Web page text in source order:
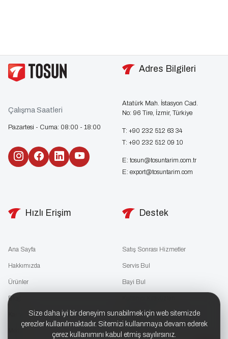
Çalışma Saatleri
Pazartesi - Cuma: 08:00 - 18:00
Adres Bilgileri
Atatürk Mah. İstasyon Cad.
No: 96 Tire, İzmir, Türkiye
T: +90 232 512 63 34
T: +90 232 512 09 10
E: tosun@tosuntarim.com.tr
E: export@tosuntarim.com
Hızlı Erişim
Ana Sayfa
Hakkımızda
Ürünler
Blog
Destek
Satış Sonrası Hizmetler
Servis Bul
Bayi Bul
Katalog İndir
Çerez Politikası
Size daha iyi bir deneyim sunabilmek için web sitemizde
çerezler kullanılmaktadır. Sitemizi kullanmaya devam ederek
çerez kullanımını kabul etmiş sayılırsınız.